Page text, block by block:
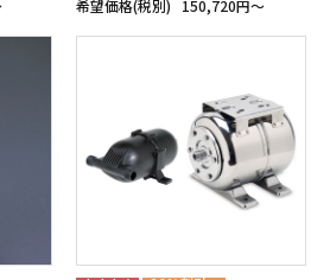
希望価格(税別) 150,720円〜